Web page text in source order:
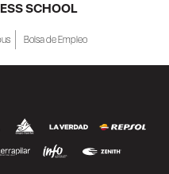
SCHOOL
Bolsa de Empleo